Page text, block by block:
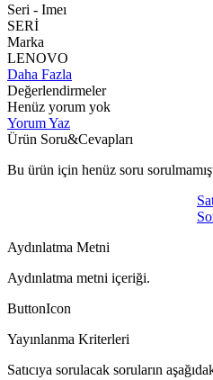
Seri - Imeı
SERİ
Marka
LENOVO
Daha Fazla
Değerlendirmeler
Henüz yorum yok
Yorum Yaz
Ürün Soru&Cevapları
Bu ürün için henüz soru
Aydınlatma Metni
Aydınlatma metni içeriği.
ButtonIcon
Yayınlanma Kriterleri
Satıcıya sorulacak soruların